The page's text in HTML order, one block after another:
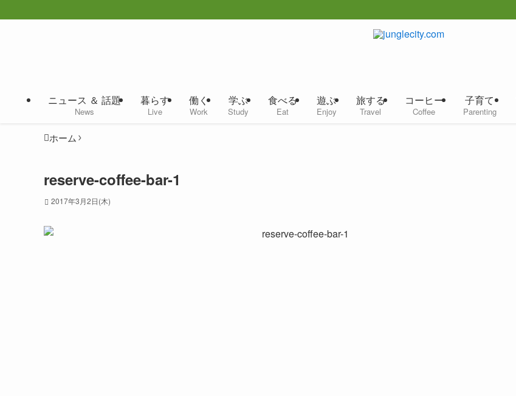
ニュース ＆ 話題
News
暮らす
Live
働く
Work
学ぶ
Study
食べる
Eat
遊ぶ
Enjoy
旅する
Travel
コーヒー
Coffee
子育て
Parenting
ホーム
reserve-coffee-bar-1
2017年3月2日(木)